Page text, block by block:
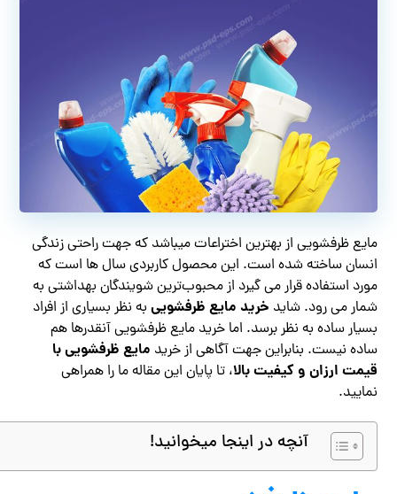
مایع ظرفشویی از بهترین اختراعات میباشد که جهت راحتی زندگی
انسان ساخته شده است. این محصول کاربردی سال ها است که
مورد استفاده قرار می گیرد از محبوب‌ترین شویندگان بهداشتی به
شمار می رود. شاید خرید مایع ظرفشویی به نظر بسیاری از افراد
بسیار ساده به نظر برسد. اما خرید مایع ظرفشویی آنقدرها هم
ساده نیست. بنابراین جهت آگاهی از خرید مایع ظرفشویی با
قیمت ارزان و کیفیت بالا، تا پایان این مقاله ما را همراهی
نمایید.
آنچه در اینجا میخوانید!